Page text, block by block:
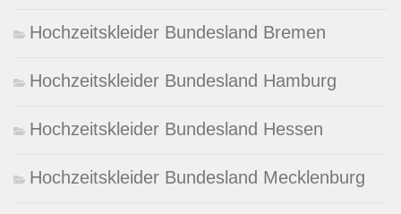
Hochzeitskleider Bundesland Bremen
Hochzeitskleider Bundesland Hamburg
Hochzeitskleider Bundesland Hessen
Hochzeitskleider Bundesland Mecklenburg